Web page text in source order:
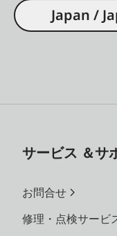
Japan /
サービス ＆サ
お問合せ
修理・点検サービ